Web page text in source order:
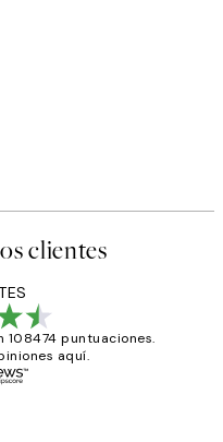
clientes
108474 puntuaciones.
aquí.